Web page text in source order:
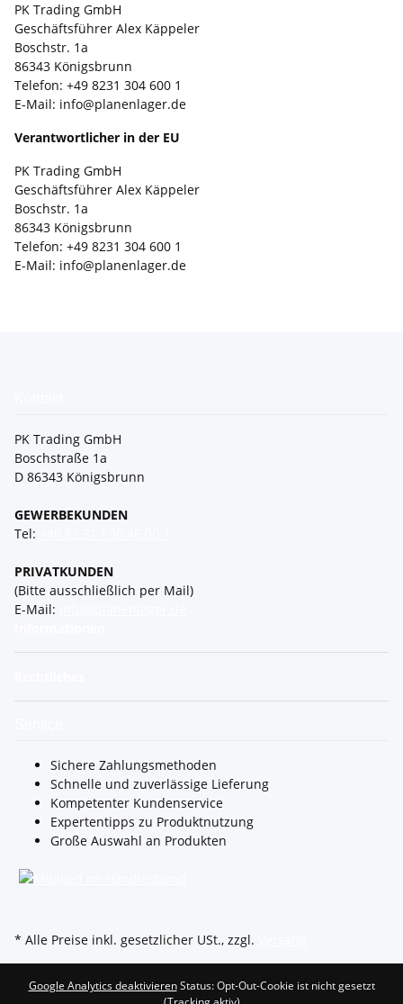
PK Trading GmbH
Geschäftsführer Alex Käppeler
Boschstr. 1a
86343 Königsbrunn
Telefon: +49 8231 304 600 1
E-Mail: info@planenlager.de
Verantwortlicher in der EU
PK Trading GmbH
Geschäftsführer Alex Käppeler
Boschstr. 1a
86343 Königsbrunn
Telefon: +49 8231 304 600 1
E-Mail: info@planenlager.de
PK Trading GmbH
Boschstraße 1a
D 86343 Königsbrunn
GEWERBEKUNDEN
Tel:
PRIVATKUNDEN
(Bitte ausschließlich per Mail)
E-Mail:
Sichere Zahlungsmethoden
Schnelle und zuverlässige Lieferung
Kompetenter Kundenservice
Expertentipps zu Produktnutzung
Große Auswahl an Produkten
* Alle Preise inkl. gesetzlicher USt., zzgl.
Google Analytics deaktivieren Status: Opt-Out-Cookie ist nicht gesetzt